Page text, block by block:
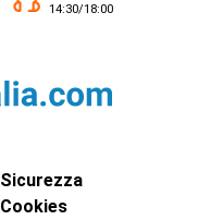
14:30/18:00
Sicurezza
Cookies